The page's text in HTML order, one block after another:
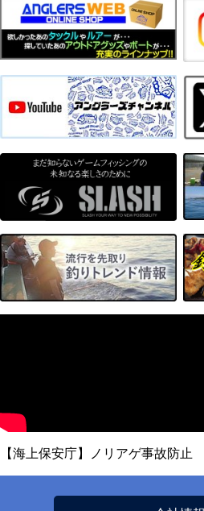
【海上保安庁】ノリアゲ事故防止